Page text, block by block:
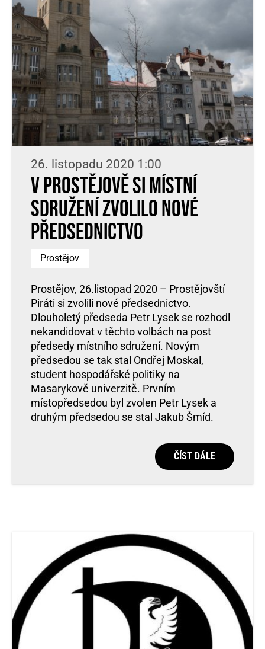
26. listopadu 2020 1:00
V Prostějově si místní
sdružení zvolilo nové
předsednictvo
Prostějov
Prostějov, 26.listopad 2020 – Prostějovští
Piráti si zvolili nové předsednictvo.
Dlouholetý předseda Petr Lysek se rozhodl
nekandidovat v těchto volbách na post
předsedy místního sdružení. Novým
předsedou se tak stal Ondřej Moskal,
student hospodářské politiky na
Masarykově univerzitě. Prvním
místopředsedou byl zvolen Petr Lysek a
druhým předsedou se stal Jakub Šmíd.
ČÍST DÁLE